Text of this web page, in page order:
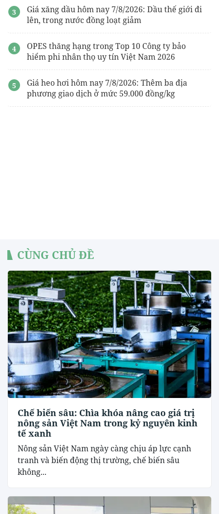
Giá xăng dầu hôm nay 7/8/2026: Dầu thế giới đi
lên, trong nước đồng loạt giảm
OPES thăng hạng trong Top 10 Công ty bảo
hiểm phi nhân thọ uy tín Việt Nam 2026
Giá heo hơi hôm nay 7/8/2026: Thêm ba địa
phương giao dịch ở mức 59.000 đồng/kg
CÙNG CHỦ ĐỀ
Chế biến sâu: Chìa khóa nâng cao giá trị
nông sản Việt Nam trong kỷ nguyên kinh
tế xanh
Nông sản Việt Nam ngày càng chịu áp lực cạnh
tranh và biến động thị trường, chế biến sâu
không...